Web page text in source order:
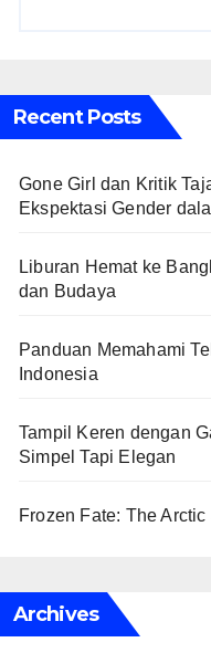
Recent Posts
Gone Girl dan Kritik
Ekspektasi Gender
Liburan Hemat ke
dan Budaya
Panduan Memahami
Indonesia
Tampil Keren dengan
Simpel Tapi Elegan
Frozen Fate: The Arctic
Archives